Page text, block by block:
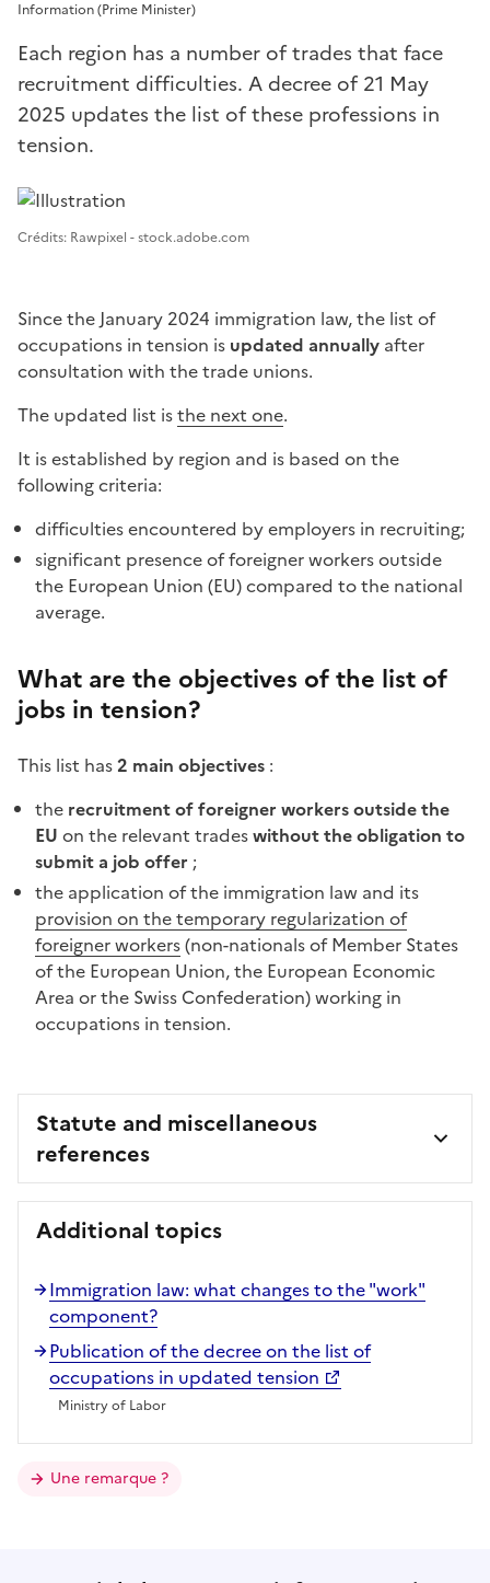
Information (Prime Minister)
Each region has a number of trades that face
recruitment difficulties. A decree of 21 May
2025 updates the list of these professions in
tension.
Image 1
Crédits: Rawpixel - stock.adobe.com
Since the January 2024 immigration law, the list of
occupations in tension is updated annually after
consultation with the trade unions.
The updated list isthe next one.
It is established by region and is based on the
following criteria:
difficulties encountered by employers in recruiting;
significant presence of foreigner workers outside
the European Union (EU) compared to the national
average.
What are the objectives of the list of
jobs in tension?
This list has2 main objectives :
the recruitment of foreigner workers outside the
EU on the relevant tradeswithout the obligation to
submit a job offer ;
the application of the immigration law and its
provision on the temporary regularization of
foreigner workers(non-nationals of Member States
of the European Union, the European Economic
Area or the Swiss Confederation) working in
occupations in tension.
Statute and miscellaneous
references
Additional topics
Immigration law: what changes to the "work"
component?
Publication of the decree on the list of
occupations in updated tension
Ministry of Labor
Une remarque ?